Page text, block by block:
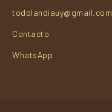
todolandiauy@gmail.com
Contacto
WhatsApp